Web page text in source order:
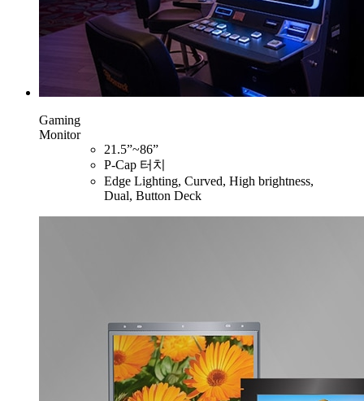
Gaming
Monitor
21.5”~86”
P-Cap 터치
Edge Lighting, Curved, High brightness,
Dual, Button Deck